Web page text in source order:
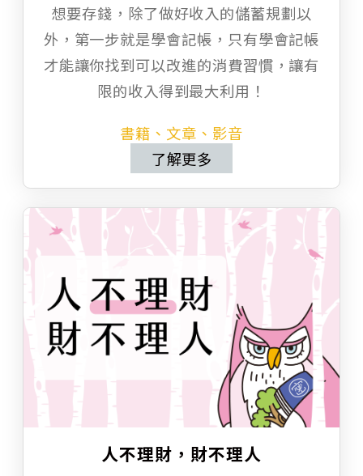
想要存錢，除了做好收入的儲蓄規劃以
外，第一步就是學會記帳，只有學會記帳
才能讓你找到可以改進的消費習慣，讓有
限的收入得到最大利用！
書籍、文章、影音
了解更多
人不理財，財不理人